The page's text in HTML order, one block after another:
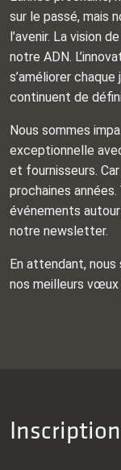
sur le passé, mais
l’avenir. La vision
notre ADN.
s’améliorer
continuent de
Nous sommes
exceptionnelle
et fournisseurs.
prochaines
événements
notre newsletter.
En attendant,
nos meilleurs vœux